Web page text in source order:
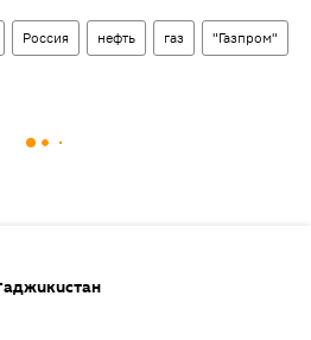
Россия нефть газ "Газпром"